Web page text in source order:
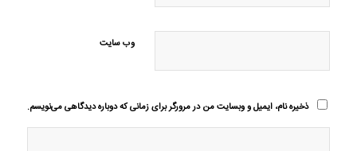
وب‌ سایت
ذخیره نام، ایمیل و وبسایت من در مرورگر برای زمانی که دوباره دیدگاهی می‌نویسم.